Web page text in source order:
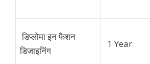
डिप्लोमा इन फैशन
डिजाइनिंग
1 Year